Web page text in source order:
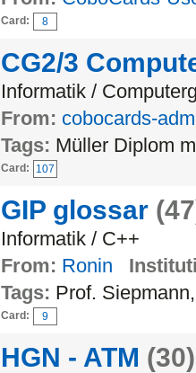
Card: 8
CG2/3
Informatik /
From: cobocards-
Tags: Müller Diplom
Card: 107
GIP glossar
Informatik / C++
From: Ronin
Tags: Prof.
Card: 9
HGN - ATM (30)